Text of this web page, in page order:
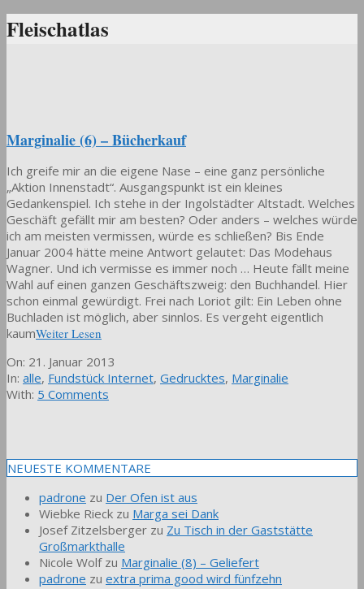
Fleischatlas
Marginalie (6) – Bücherkauf
Ich greife mir an die eigene Nase – eine ganz persönliche
„Aktion Innenstadt“. Ausgangspunkt ist ein kleines
Gedankenspiel. Ich stehe in der Ingolstädter Altstadt. Welches
Geschäft gefällt mir am besten? Oder anders – welches würde
ich am meisten vermissen, würde es schließen? Bis Ende
Januar 2004 hätte meine Antwort gelautet: Das Modehaus
Wagner. Und ich vermisse es immer noch … Heute fällt meine
Wahl auf einen ganzen Geschäftszweig: den Buchhandel. Hier
schon einmal gewürdigt. Frei nach Loriot gilt: Ein Leben ohne
Buchladen ist möglich, aber sinnlos. Es vergeht eigentlich
kaumWeiter Lesen
2013-
01-
21
On: 21. Januar 2013
In: alle, Fundstück Internet, Gedrucktes, Marginalie
With: 5 Comments
NEUESTE KOMMENTARE
padrone zu Der Ofen ist aus
Wiebke Rieck zu Marga sei Dank
Josef Zitzelsberger zu Zu Tisch in der Gaststätte
Großmarkthalle
Nicole Wolfzu Marginalie (8) – Geliefert
padrone zu extra prima good wird fünfzehn